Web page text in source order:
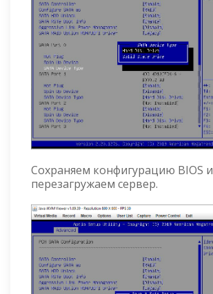
Сохраняем конфигурацию BIOS и
перезагружаем сервер.